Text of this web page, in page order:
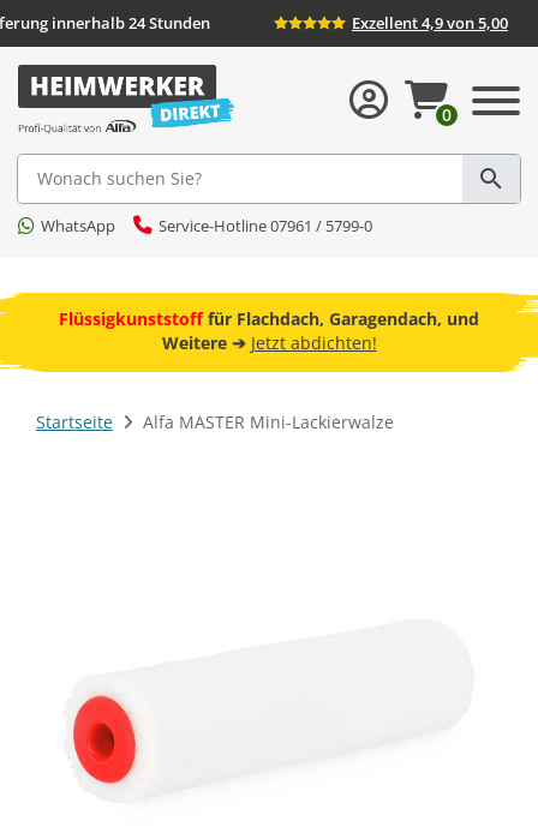
innerhalb 24 Stunden Exzellent 4,9 von 5,00
Suche
WhatsApp Service-Hotline 07961 / 5799-0
0
Flüssigkunststofffür Flachdach, Garagendach, und
Weitere ➔ Jetzt abdichten!
Startseite Alfa MASTER Mini-Lackierwalze